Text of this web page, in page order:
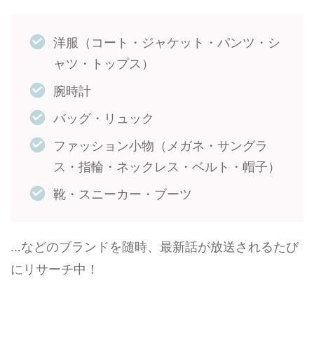
洋服（コート・ジャケット・パンツ・シ
ャツ・トップス）
腕時計
バッグ・リュック
ファッション小物（メガネ・サングラ
ス・指輪・ネックレス・ベルト・帽子）
靴・スニーカー・ブーツ
…などのブランドを随時、最新話が放送されるたび
にリサーチ中！